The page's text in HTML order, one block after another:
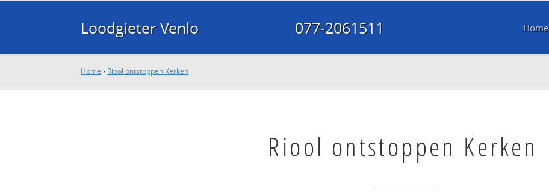
Loodgieter Venlo 077-2061511 Home
Home › Riool ontstoppen Kerken
Riool ontstoppen Kerken